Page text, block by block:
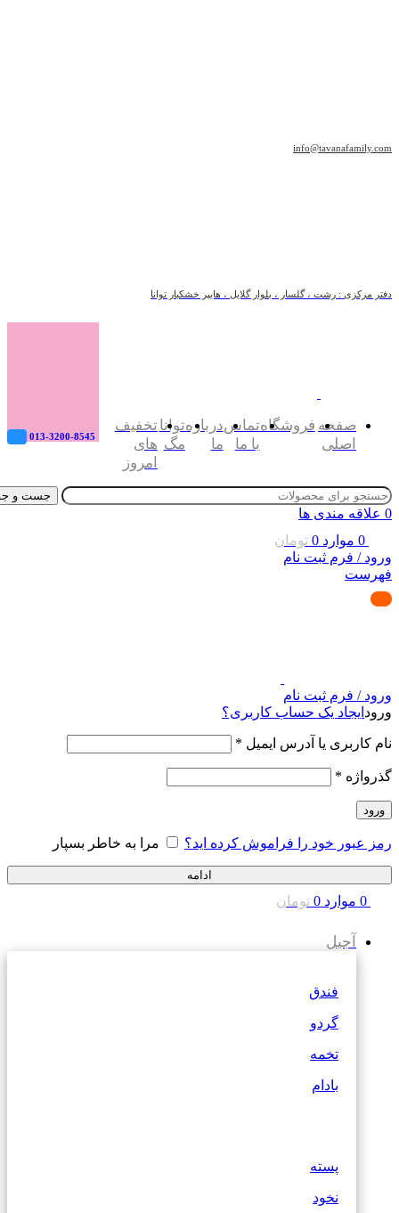
info@tavanafamily.com
دفتر مرکزی : رشت ، گلسار ، بلوار گلایل ، هایپر خشکبار توانا
013-3200-8545
صفحه
اصلی
فروشگاهتماس
با ما
درباره
ما
توانا
مگ
تخفیف
های
امروز
جست و
0 علاقه مندی ها
0 موارد 0 تومان
ورود / فرم ثبت نام
فهرست
ورود / فرم ثبت نام
ورود ایجاد یک حساب کاربری؟
نام کاربری یا آدرس ایمیل *
گذرواژه *
ورود
رمز عبور خود را فراموش کرده اید؟ مرا به خاطر بسپار
ادامه
0 موارد 0 تومان
آجیل
فندق
گردو
تخمه
بادام
پسته
نخود